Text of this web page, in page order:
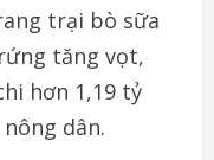
trại bò sữa
tăng vọt,
hơn 1,19 tỷ
dân.